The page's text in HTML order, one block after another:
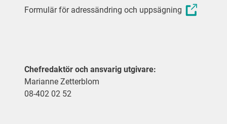
Formulär för adressändring och uppsägning
Chefredaktör och ansvarig utgivare:
Marianne Zetterblom
08-402 02 52